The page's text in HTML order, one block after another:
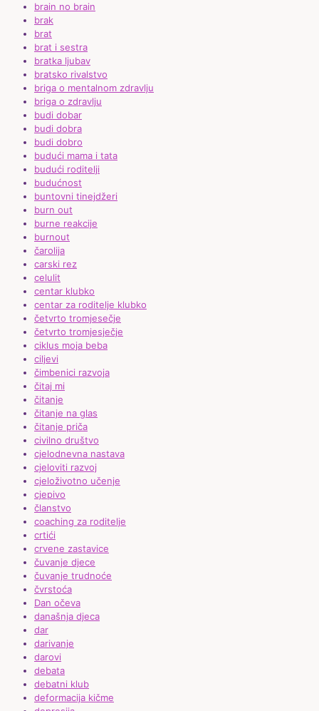
brain no brain
brak
brat
brat i sestra
bratka ljubav
bratsko rivalstvo
briga o mentalnom zdravlju
briga o zdravlju
budi dobar
budi dobra
budi dobro
budući mama i tata
budući roditelji
budućnost
buntovni tinejdžeri
burn out
burne reakcije
burnout
čarolija
carski rez
celulit
centar klubko
centar za roditelje klubko
četvrto tromjesečje
četvrto tromjesječje
ciklus moja beba
ciljevi
čimbenici razvoja
čitaj mi
čitanje
čitanje na glas
čitanje priča
civilno društvo
cjelodnevna nastava
cjeloviti razvoj
cjeloživotno učenje
cjepivo
članstvo
coaching za roditelje
crtići
crvene zastavice
čuvanje djece
čuvanje trudnoće
čvrstoća
Dan očeva
današnja djeca
dar
darivanje
darovi
debata
debatni klub
deformacija kičme